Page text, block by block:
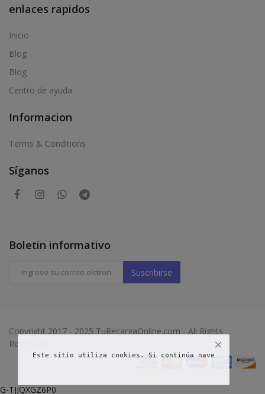
enlaces rapidos
Inicio
Blog
Blog
Centro de ayuda
Informacion
Terms & Conditions
Síganos
Boletin informativo
Suscribirse
Copyright 2017 - 2025 TuRecargaOnline.com - All Rights
Reserved
Este sitio utiliza cookies. Si continúa navegando,
G-TJJQXGZ6P0